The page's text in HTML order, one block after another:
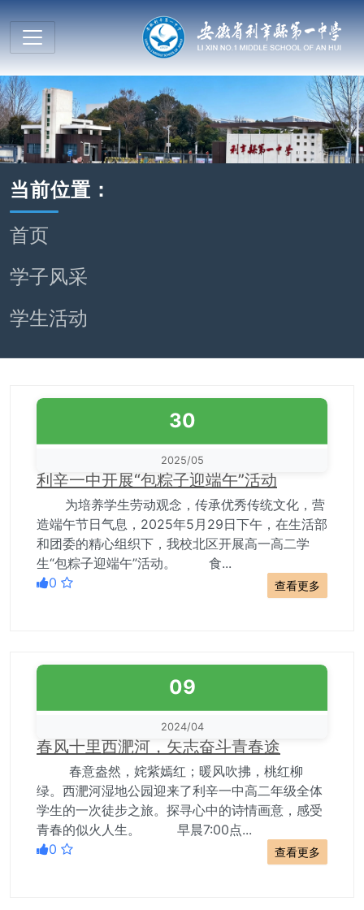
当前位置：
首页
学子风采
学生活动
30
2025/05
利辛一中开展“包粽子迎端午”活动
为培养学生劳动观念，传承优秀传统文化，营
造端午节日气息，2025年5月29日下午，在生活部
和团委的精心组织下，我校北区开展高一高二学
生“包粽子迎端午”活动。 食...
0
查看更多
09
2024/04
春风十里西淝河，矢志奋斗青春途
春意盎然，姹紫嫣红；暖风吹拂，桃红柳
绿。西淝河湿地公园迎来了利辛一中高二年级全体
学生的一次徒步之旅。探寻心中的诗情画意，感受
青春的似火人生。 早晨7:00点...
0
查看更多